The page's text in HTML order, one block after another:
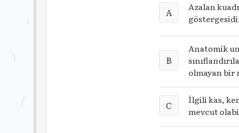
A
Azalan
B
Anatomik
olmayan bir
C
İlgili kas,
mevcut